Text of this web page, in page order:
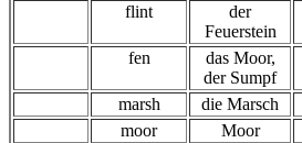
flint
der
Feuerstein
fen
das Moor,
der Sumpf
marsh die Marsch
moor
Moor